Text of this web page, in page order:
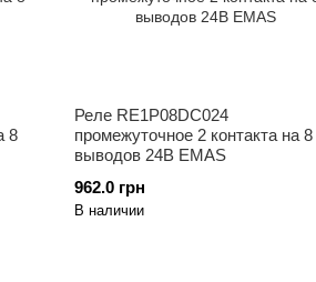
8
Реле RE1P08DC024
промежуточное 2 контакта на 8
выводов 24В EMAS
962.0 грн
В наличии